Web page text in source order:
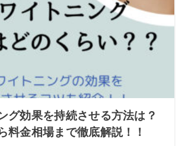
グ効果を持続させる方法は？
料金相場まで徹底解説！！